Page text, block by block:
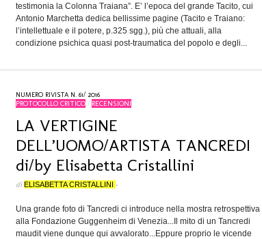
testimonia la Colonna Traiana”. E’ l’epoca del grande Tacito, cui
Antonio Marchetta dedica bellissime pagine (Tacito e Traiano:
l’intellettuale e il potere, p.325 sgg.), più che attuali, alla
condizione psichica quasi post-traumatica del popolo e degli...
NUMERO RIVISTA N. 61/ 2016
PROTOCOLLO CRITICO/ RECENSIONI
LA VERTIGINE
DELL’UOMO/ARTISTA TANCREDI
di/by Elisabetta Cristallini
diELISABETTA CRISTALLINI •
Una grande foto di Tancredi ci introduce nella mostra retrospettiva
alla Fondazione Guggenheim di Venezia...Il mito di un Tancredi
maudit viene dunque qui avvalorato...Eppure proprio le vicende